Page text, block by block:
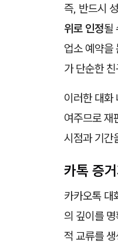
즉, 반드시
위로 인정될
업소 예약을
가 단순한
이러한 대화
여주므로 재
시점과 기간
카톡 증
카카오톡 대
의 깊이를
적 교류를